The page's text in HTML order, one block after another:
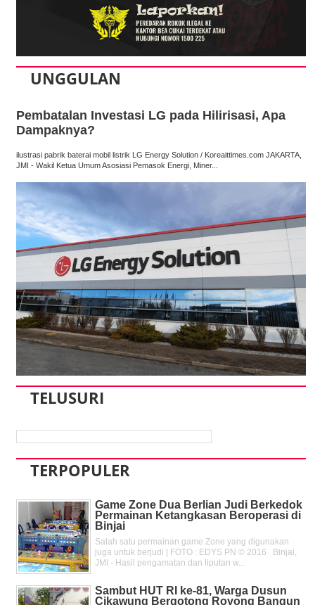
UNGGULAN
Pembatalan Investasi LG pada Hilirisasi, Apa
Dampaknya?
ilustrasi pabrik baterai mobil listrik LG Energy Solution / Koreaittimes.com JAKARTA,
JMI - Wakil Ketua Umum Asosiasi Pemasok Energi, Miner...
TELUSURI
TERPOPULER
Game Zone Dua Berlian Judi Berkedok
Permainan Ketangkasan Beroperasi di
Binjai
Salah satu permainan game Zone yang digunakan
juga untuk berjudi | FOTO : EDYS PN © 2016 Binjai,
JMI - Hasil pengamatan dan liputan w...
Sambut HUT RI ke-81, Warga Dusun
Cikawung Bergotong Royong Bangun